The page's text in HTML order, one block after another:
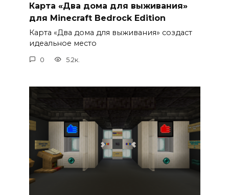
Карта «Два дома для выживания»
для Minecraft Bedrock Edition
Карта «Два дома для выживания» создаст
идеальное место
0 5.2к.